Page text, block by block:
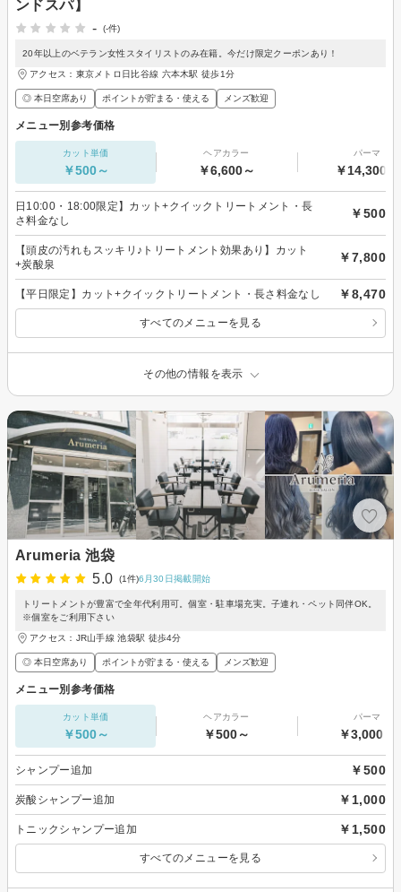
ンドスパ】
-
(-件)
20年以上のベテラン女性スタイリストのみ在籍。今だけ限定クーポンあり！
アクセス：東京メトロ日比谷線 六本木駅 徒歩1分
◎ 本日空席あり ポイントが貯まる・使える メンズ歓迎
メニュー別参考価格
カット単価
￥500～
ヘアカラー
￥6,600～
パーマ
￥14,300～
日10:00・18:00限定】カット+クイックトリートメント・長
さ料金なし
￥500
【頭皮の汚れもスッキリ♪トリートメント効果あり】カット
+炭酸泉
￥7,800
【平日限定】カット+クイックトリートメント・長さ料金なし ￥8,470
すべてのメニューを見る
その他の情報を表示
Arumeria 池袋
5.0
(1件)6月30日掲載開始
トリートメントが豊富で全年代利用可。個室・駐車場充実。子連れ・ペット同伴OK。
※個室をご利用下さい
アクセス：JR山手線 池袋駅 徒歩4分
◎ 本日空席あり ポイントが貯まる・使える メンズ歓迎
メニュー別参考価格
カット単価
￥500～
ヘアカラー
￥500～
パーマ
￥3,000～
シャンプー追加 ￥500
炭酸シャンプー追加 ￥1,000
トニックシャンプー追加 ￥1,500
すべてのメニューを見る